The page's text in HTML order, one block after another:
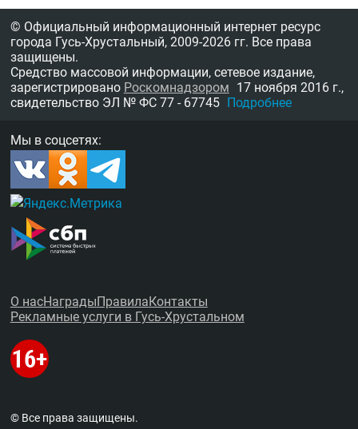
© Официальный информационный интернет ресурс
города Гусь-Хрустальный, 2009-2026 гг. Все права
защищены.
Средство массовой информации, сетевое издание,
зарегистрировано Роскомнадзором 17 ноября 2016 г.,
свидетельство ЭЛ № ФС 77 - 67745 Подробнее
Мы в соцсетях:
О насНаградыПравилаКонтакты
Рекламные услуги в Гусь-Хрустальном
© Все права защищены.